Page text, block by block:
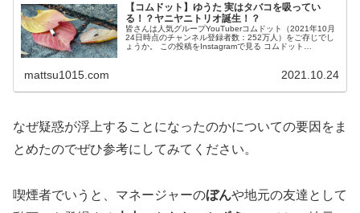
【コムドット】ゆうた 実はタバコを吸ってい
る！？ヤニヤニトリオ誕生！？
皆さんは人気グループYouTuberコムドット（2021年10月
24日時点のチャンネル登録者数：252万人）をご存じでし
ょうか。 この投稿をInstagramで見る コムドット
mattsu1015.com 2021.10.24
なぜ疑惑が浮上することになったのかについての要因をま
とめたのでぜひ参考にしてみてください。
喫煙者でいうと、 マネージャーのぼんや地元の友達として